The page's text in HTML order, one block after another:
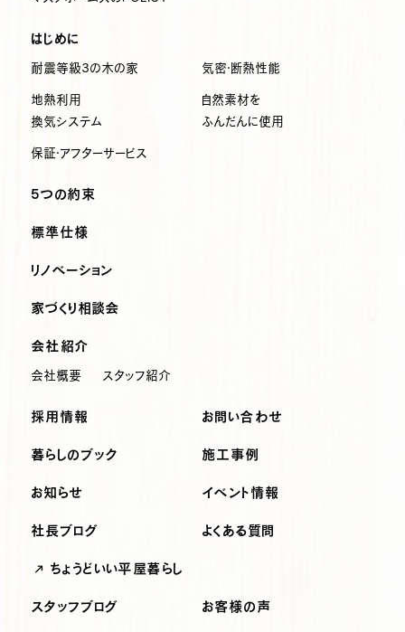
はじめに
耐震等級3の木の家 気密・断熱性能
地熱利用
換気システム
自然素材を
ふんだんに使用
保証・アフターサービス
5つの約束
標準仕様
リノベーション
家づくり相談会
会社紹介
会社概要 スタッフ紹介
採用情報 お問い合わせ
暮らしのブック 施工事例
お知らせ
社長ブログ
イベント情報
よくある質問
ちょうどいい平屋暮らし
スタッフブログ お客様の声